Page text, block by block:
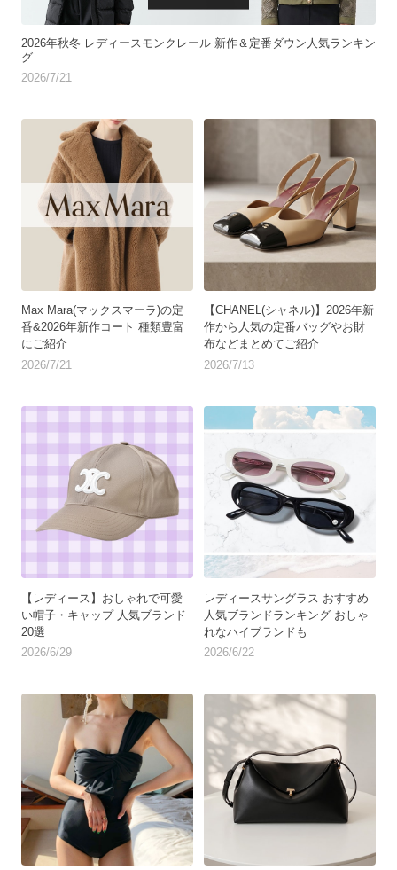
2026年秋冬 レディースモンクレール 新作＆定番ダウン人気ランキン
グ
2026/7/21
Max Mara(マックスマーラ)の定
番&2026年新作コート 種類豊富
にご紹介
2026/7/21
【CHANEL(シャネル)】2026年新
作から人気の定番バッグやお財
布などまとめてご紹介
2026/7/13
【レディース】おしゃれで可愛
い帽子・キャップ 人気ブランド
20選
2026/6/29
レディースサングラス おすすめ
人気ブランドランキング おしゃ
れなハイブランドも
2026/6/22